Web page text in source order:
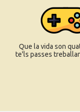
Català d'Occitània
- Casal Jaume I de
de Marsella
Que la vida son
te'ls passes